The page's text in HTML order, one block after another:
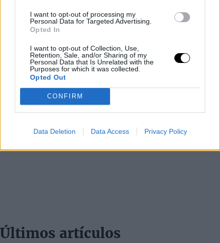
I want to opt-out of processing my
Personal Data for Targeted Advertising.
Opted In
I want to opt-out of Collection, Use,
Retention, Sale, and/or Sharing of my
Personal Data that Is Unrelated with the
Purposes for which it was collected.
Opted Out
CONFIRM
Data Deletion Data Access Privacy Policy
Últimos artículos